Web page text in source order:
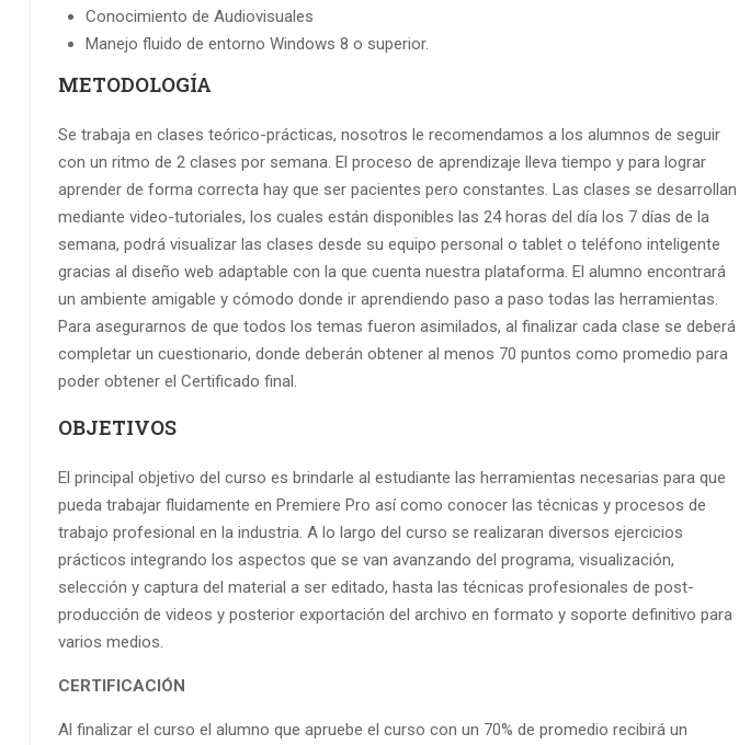
Conocimiento de Audiovisuales
Manejo fluido de entorno Windows 8 o superior.
METODOLOGÍA
Se trabaja en clases teórico-prácticas, nosotros le recomendamos a los alumnos de seguir
con un ritmo de 2 clases por semana. El proceso de aprendizaje lleva tiempo y para lograr
aprender de forma correcta hay que ser pacientes pero constantes. Las clases se desarrollan
mediante video-tutoriales, los cuales están disponibles las 24 horas del día los 7 días de la
semana, podrá visualizar las clases desde su equipo personal o tablet o teléfono inteligente
gracias al diseño web adaptable con la que cuenta nuestra plataforma. El alumno encontrará
un ambiente amigable y cómodo donde ir aprendiendo paso a paso todas las herramientas.
Para asegurarnos de que todos los temas fueron asimilados, al finalizar cada clase se deberá
completar un cuestionario, donde deberán obtener al menos 70 puntos como promedio para
poder obtener el Certificado final.
OBJETIVOS
El principal objetivo del curso es brindarle al estudiante las herramientas necesarias para que
pueda trabajar fluidamente en Premiere Pro así como conocer las técnicas y procesos de
trabajo profesional en la industria. A lo largo del curso se realizaran diversos ejercicios
prácticos integrando los aspectos que se van avanzando del programa, visualización,
selección y captura del material a ser editado, hasta las técnicas profesionales de post-
producción de videos y posterior exportación del archivo en formato y soporte definitivo para
varios medios.
CERTIFICACIÓN
Al finalizar el curso el alumno que apruebe el curso con un 70% de promedio recibirá un